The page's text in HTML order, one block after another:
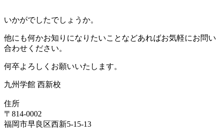
いかがでしたでしょうか。
他にも何かお知りになりたいことなどあればお気軽にお問い
合わせください。
何卒よろしくお願いいたします。
九州学館 西新校
住所
〒814-0002
福岡市早良区西新5-15-13